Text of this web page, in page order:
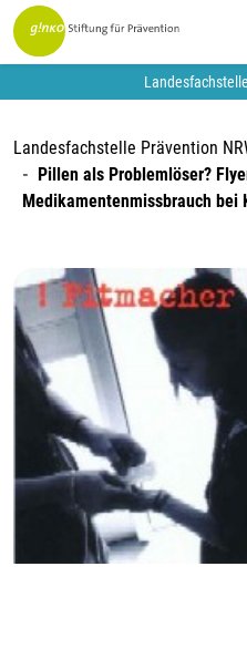
Landesfachstelle Prävention
Pillen als Problemlöser?
Medikamentenmissbrauch bei